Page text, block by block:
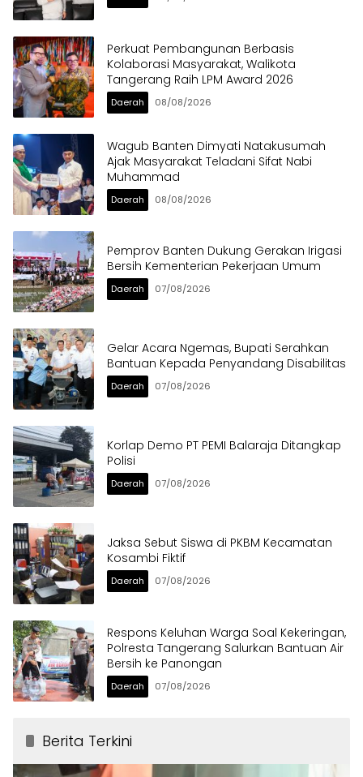
Perkuat Pembangunan Berbasis
Kolaborasi Masyarakat, Walikota
Tangerang Raih LPM Award 2026
Daerah 08/08/2026
Wagub Banten Dimyati Natakusumah
Ajak Masyarakat Teladani Sifat Nabi
Muhammad
Daerah 08/08/2026
Pemprov Banten Dukung Gerakan Irigasi
Bersih Kementerian Pekerjaan Umum
Daerah 07/08/2026
Gelar Acara Ngemas, Bupati Serahkan
Bantuan Kepada Penyandang Disabilitas
Daerah 07/08/2026
Korlap Demo PT PEMI Balaraja Ditangkap
Polisi
Daerah 07/08/2026
Jaksa Sebut Siswa di PKBM Kecamatan
Kosambi Fiktif
Daerah 07/08/2026
Respons Keluhan Warga Soal Kekeringan,
Polresta Tangerang Salurkan Bantuan Air
Bersih ke Panongan
Daerah 07/08/2026
Berita Terkini